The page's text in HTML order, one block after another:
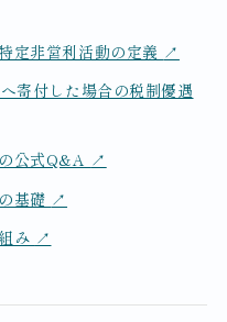
定非営利活動の定義 ↗
寄付した場合の税制優遇
公式Q&A ↗
基礎 ↗
み ↗